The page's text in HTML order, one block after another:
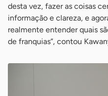
desta vez, fazer as coisas
informação e clareza, e
realmente entender quais
de franquias”, contou